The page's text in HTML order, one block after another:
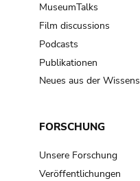
MuseumTalks
Film discussions
Podcasts
Publikationen
Neues aus der
FORSCHUNG
Unsere Forschung
Veröffentlichungen